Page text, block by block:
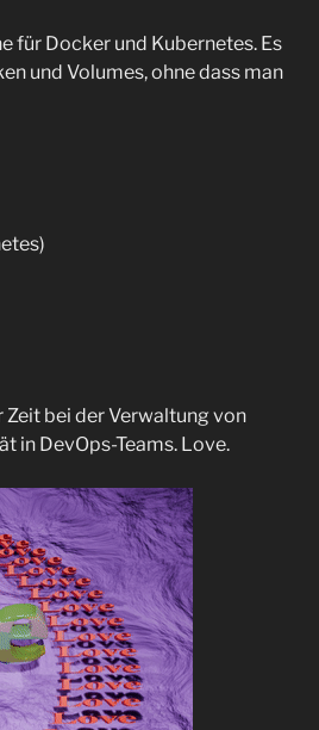
für Docker und Kubernetes. Es
und Volumes, ohne dass man
bei der Verwaltung von
in DevOps-Teams. Love.